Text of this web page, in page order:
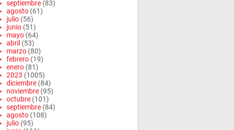
septiembre (83)
agosto (61)
julio (56)
junio (51)
mayo (64)
abril (53)
marzo (80)
febrero (19)
enero (81)
2023 (1005)
diciembre (84)
noviembre (95)
octubre (101)
septiembre (84)
agosto (108)
julio (95)